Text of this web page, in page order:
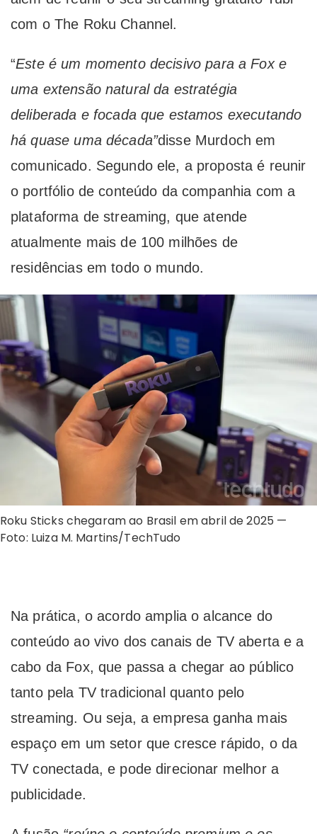
com o The Roku Channel.
“Este é um momento decisivo para a Fox e
uma extensão natural da estratégia
deliberada e focada que estamos executando
há quase uma década”disse Murdoch em
comunicado. Segundo ele, a proposta é reunir
o portfólio de conteúdo da companhia com a
plataforma de streaming, que atende
atualmente mais de 100 milhões de
residências em todo o mundo.
Roku Sticks chegaram ao Brasil em abril de 2025 —
Foto: Luiza M. Martins/TechTudo
Na prática, o acordo amplia o alcance do
conteúdo ao vivo dos canais de TV aberta e a
cabo da Fox, que passa a chegar ao público
tanto pela TV tradicional quanto pelo
streaming. Ou seja, a empresa ganha mais
espaço em um setor que cresce rápido, o da
TV conectada, e pode direcionar melhor a
publicidade.